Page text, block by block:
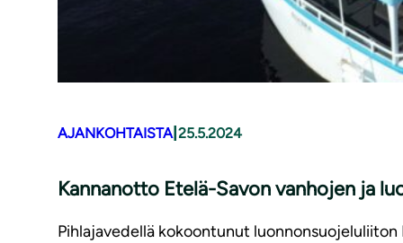
AJANKOHTAISTA| 25.5.2024
Kannanotto Etelä-Savon vanhojen ja
Pihlajavedellä kokoontunut